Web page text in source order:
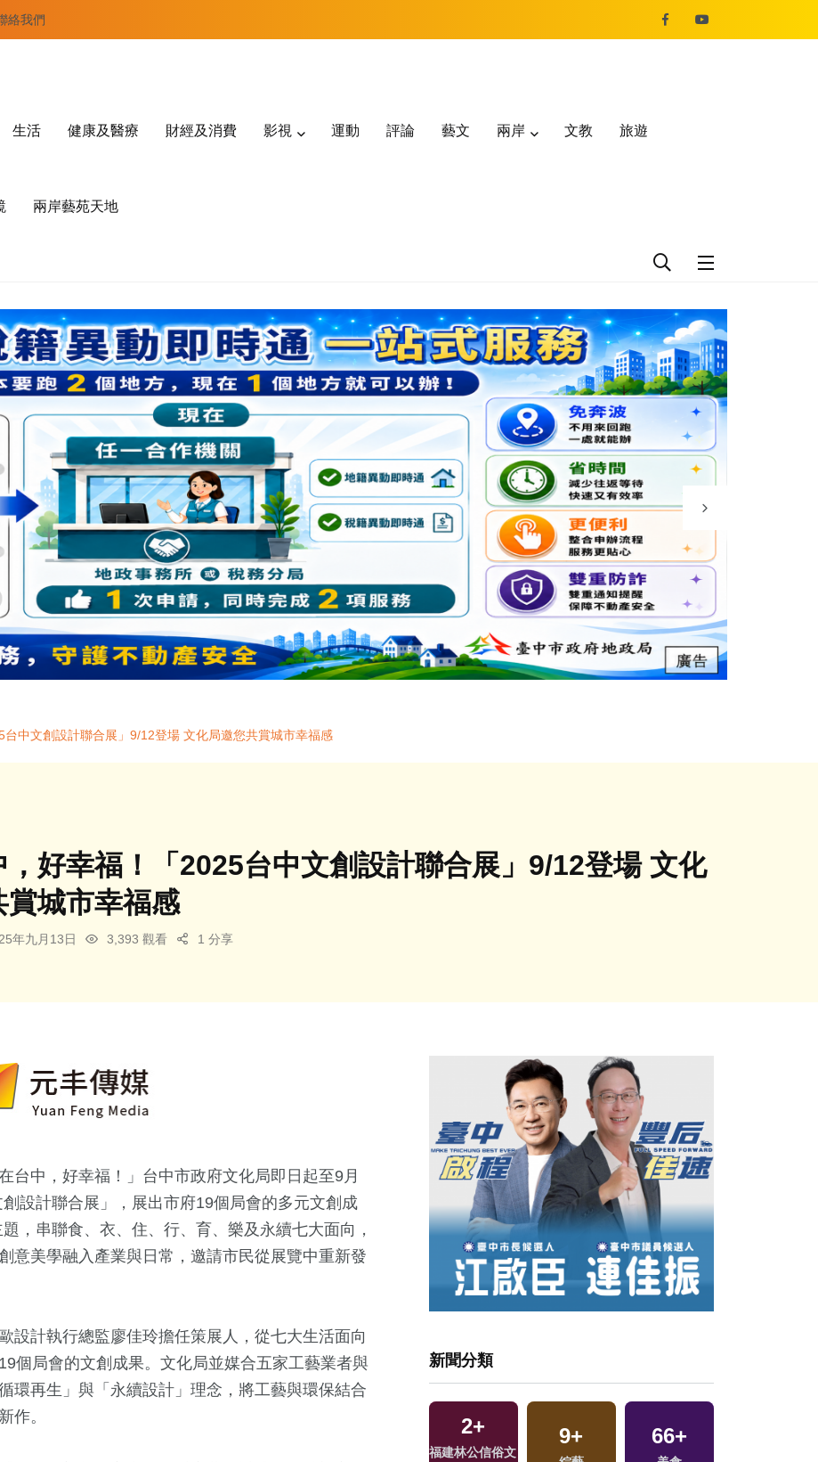
絡我們
生活 健康及醫療 財經及消費 影視 運動 評論 藝文 兩岸 文教 旅遊
兩岸藝苑天地
中文創設計聯合展」9/12登場 文化局邀您共賞城市幸福感
，好幸福！「2025台中文創設計聯合展」9/12登場 文化
賞城市幸福感
年九月13日 3,393 觀看 1 分享
台中，好幸福！」台中市政府文化局即日起至9月
設計聯合展」，展出市府19個局會的多元文創成
，串聯食、衣、住、行、育、樂及永續七大面向，
意美學融入產業與日常，邀請市民從展覽中重新發
設計執行總監廖佳玲擔任策展人，從七大生活面向
個局會的文創成果。文化局並媒合五家工藝業者與
環再生」與「永續設計」理念，將工藝與環保結合
作。
新聞分類
2+
福建林公信俗文
9+ 66+